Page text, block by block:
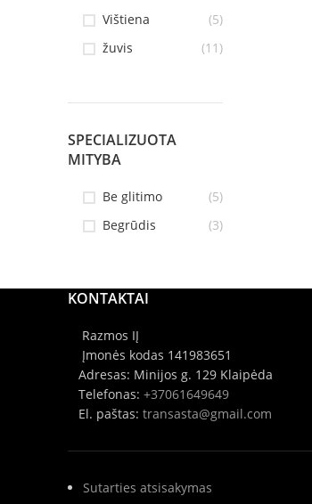
Vištiena
(5)
žuvis
(11)
SPECIALIZUOTA
MITYBA
Be glitimo
(5)
Begrūdis
(3)
KONTAKTAI
Razmos IĮ
Įmonės kodas 141983651
Adresas: Minijos g. 129 Klaipėda
Telefonas: +37061649649
El. paštas: transasta@gmail.com
Sutarties atsisakymas